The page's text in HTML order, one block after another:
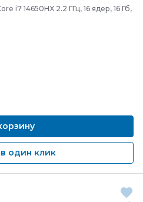
i7 14650HX 2.2 ГГц, 16 ядер, 16 Гб,
в один клик